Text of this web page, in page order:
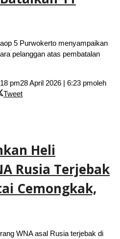
5 Purwokerto menyampaikan
pelanggan atas pembatalan
pm28 April 2026 | 6:23 pmoleh
Tweet
Heli
Rusia Terjebak
Cemongkak,
WNA asal Rusia terjebak di